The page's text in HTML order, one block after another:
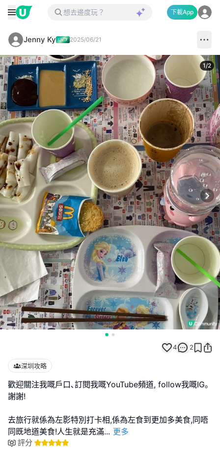
下載App
Jenny Ky 2025/06/21
1/2
4 2
深圳攻略
歡迎關注我嘅戶口､訂閱我嘅YouTube頻道, follow我嘅IG｡
謝謝!
去旅行就係為左影特別打卡相,係為左食到更加多美食,同唔
同既地道美食!人生就是充滿... 更多
評分